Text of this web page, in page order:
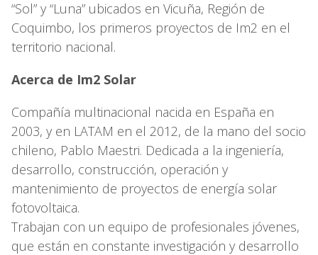
“Sol” y “Luna” ubicados en Vicuña, Región de
Coquimbo, los primeros proyectos de Im2 en el
territorio nacional.
Acerca de Im2 Solar
Compañía multinacional nacida en España en
2003, y en LATAM en el 2012, de la mano del socio
chileno, Pablo Maestri. Dedicada a la ingeniería,
desarrollo, construcción, operación y
mantenimiento de proyectos de energía solar
fotovoltaica.
Trabajan con un equipo de profesionales jóvenes,
que están en constante investigación y desarrollo